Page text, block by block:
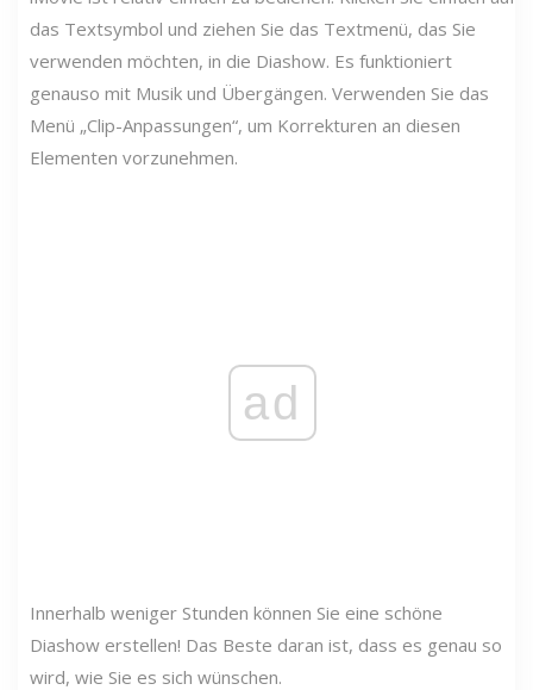
das Textsymbol und ziehen Sie das Textmenü, das Sie
verwenden möchten, in die Diashow. Es funktioniert
genauso mit Musik und Übergängen. Verwenden Sie das
Menü „Clip-Anpassungen“, um Korrekturen an diesen
Elementen vorzunehmen.
ad
Innerhalb weniger Stunden können Sie eine schöne
Diashow erstellen! Das Beste daran ist, dass es genau so
wird, wie Sie es sich wünschen.